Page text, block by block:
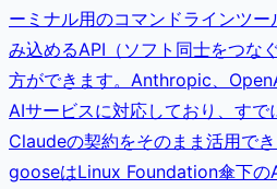
ーミナル用のコマンドラインツ
み込めるAPI（ソフト同士をつな
方ができます。Anthropic、
AIサービスに対応しており、す
Claudeの契約をそのまま活用でき
gooseはLinux Foundation傘下の